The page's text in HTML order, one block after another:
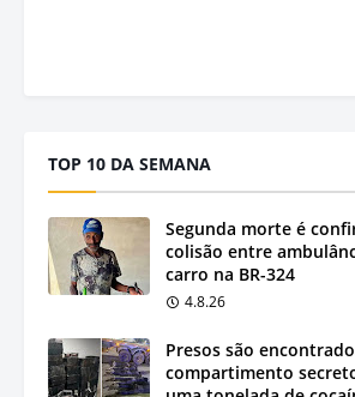
TOP 10 DA SEMANA
Segunda morte é
colisão entre
carro na BR-324
4.8.26
Presos são
compartimento